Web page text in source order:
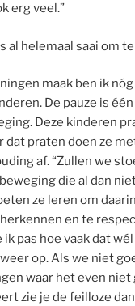
erg veel.”
al helemaal saai om
maak ben ik
De pauze is
Deze kinderen
dat praten doen ze
af. “Zullen we
die al dan
ze leren om
en te
pas hoe vaak dat wél
op. Als we niet
waar het even niet
zie je de feilloze